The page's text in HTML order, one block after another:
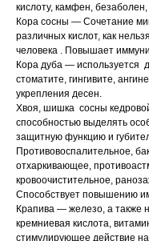
кислоту, камфен,
Кора сосны — Сочетание
различных кислот, как
человека . Повышает
Кора дуба — используется
стоматите, гингивите,
укрепления десен.
Хвоя, шишка сосны
способностью выделять
защитную функцию и
Противовоспалительное,
отхаркивающее,
кровоочистительное,
Способствует повышению
Крапива — железо, а также
кремниевая кислота,
стимулирующее действие